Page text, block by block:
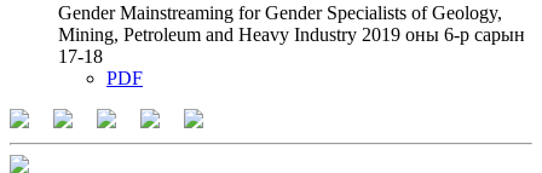
Gender Mainstreaming for Gender Specialists of Geology,
Mining, Petroleum and Heavy Industry 2019 оны 6-р сарын
17-18
PDF